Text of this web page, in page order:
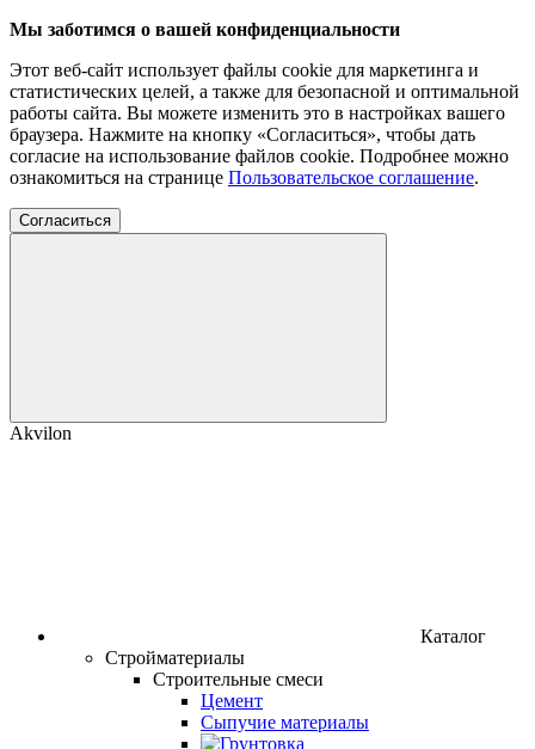
Мы заботимся о вашей конфиденциальности
Этот веб-сайт использует файлы cookie для маркетинга и
статистических целей, а также для безопасной и оптимальной
работы сайта. Вы можете изменить это в настройках вашего
браузера. Нажмите на кнопку «Согласиться», чтобы дать
согласие на использование файлов cookie. Подробнее можно
ознакомиться на странице Пользовательское соглашение.
Согласиться
Akvilon
Каталог
Стройматериалы
Строительные смеси
Цемент
Сыпучие материалы